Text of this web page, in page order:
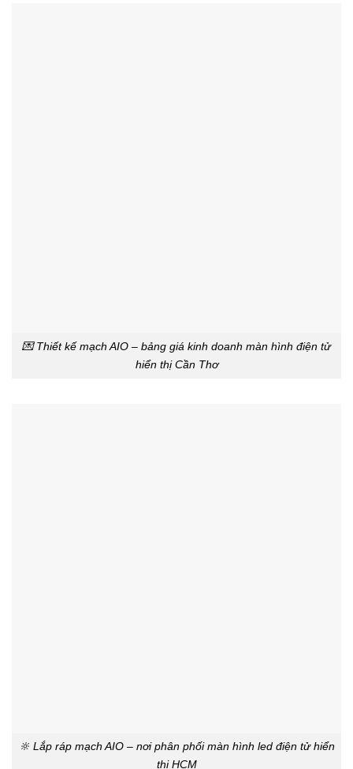
💌 Thiết kế mạch AIO – bảng giá kinh doanh màn hình điện tử
hiển thị Cần Thơ
🔆 Lắp ráp mạch AIO – nơi phân phối màn hình led điện tử hiển
thị HCM